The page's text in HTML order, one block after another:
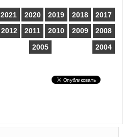
2021 2020 2019 2018
2017
2012 2011 2010 2009
2008
2005 2004